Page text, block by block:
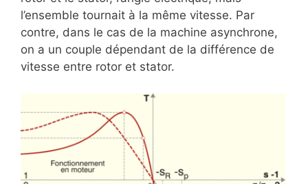
l’ensemble tournait à la même vitesse. Par
contre, dans le cas de la machine asynchrone,
on a un couple dépendant de la différence de
vitesse entre rotor et stator.